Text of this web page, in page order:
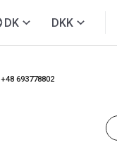
DK DKK
+48 693778802